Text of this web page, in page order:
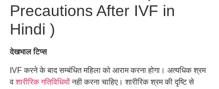
Precautions After IVF in
Hindi )
देखभाल टिप्स
IVFकरने के बाद सम्बंधित महिला को आराम करना होगा। अत्यधिक श्रम
व शारीरिक गतिविधियों नही करना चाहिए। शारीरिक श्रम की दृष्टि से